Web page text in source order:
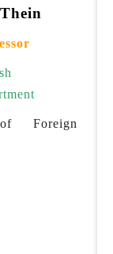
Foreign